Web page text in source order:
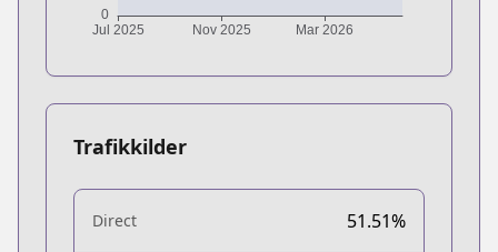
Trafikkilder
Direct 51.51%